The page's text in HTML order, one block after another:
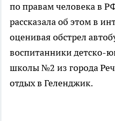
по правам человека в
рассказала об этом в
оценивая обстрел
воспитанники детско-
школы №2 из города
отдых в Геленджик.